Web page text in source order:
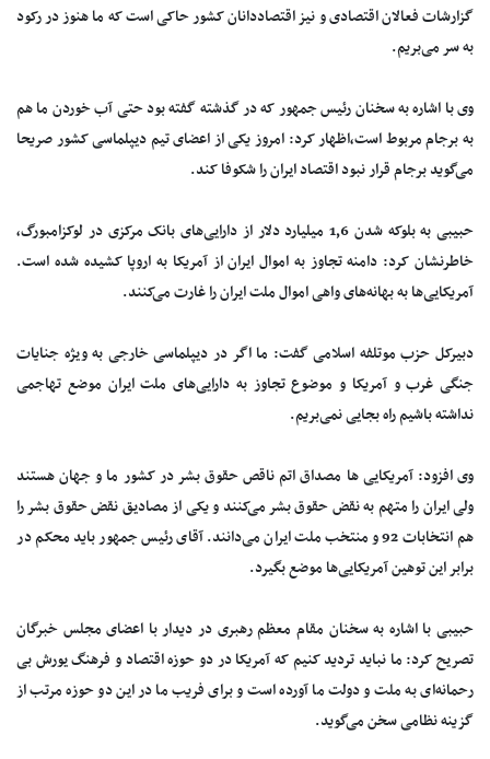
گزارشات فعالان اقتصادی و نیز اقتصاددانان کشور حاکی است که ما هنوز در رکود
به سر می‌بریم.
وی با اشاره به سخنان رئیس جمهور که در گذشته گفته بود حتی آب خوردن ما هم
به برجام مربوط است،اظهار کرد: امروز یکی از اعضای تیم دیپلماسی کشور صریحا
می‌گوید برجام قرار نبود اقتصاد ایران را شکوفا کند.
حبیبی به بلوکه شدن 1٫6 میلیارد دلار از دارایی‌های بانک مرکزی در لوکزامبورگ،
خاطرنشان کرد: دامنه تجاوز به اموال ایران از آمریکا به اروپا کشیده شده است.
آمریکایی‌ها به بهانه‌های واهی اموال ملت ایران را غارت می‌کنند.
دبیرکل حزب موتلفه اسلامی گفت: ما اگر در دیپلماسی خارجی به ویژه جنایات
جنگی غرب و آمریکا و موضوع تجاوز به دارایی‌های ملت ایران موضع تهاجمی
نداشته باشیم راه بجایی نمی‌بریم.
وی افزود: آمریکایی ها مصداق اتم ناقص حقوق بشر در کشور ما و جهان هستند
ولی ایران را متهم به نقض حقوق بشر می‌کنند و یکی از مصادیق نقض حقوق بشر را
هم انتخابات 92 و منتخب ملت ایران می‌دانند. آقای رئیس جمهور باید محکم در
برابر این توهین آمریکایی‌ها موضع بگیرد.
حبیبی با اشاره به سخنان مقام معظم رهبری در دیدار با اعضای مجلس خبرگان
تصریح کرد: ما نباید تردید کنیم که آمریکا در دو حوزه اقتصاد و فرهنگ یورش بی
رحمانه‌ای به ملت و دولت ما آورده است و برای فریب ما در این دو حوزه مرتب از
گزینه نظامی سخن می‌گوید.